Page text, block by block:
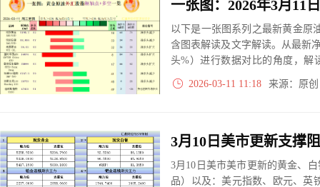
以下是一张图系列之最新黄金原
含图表解读及文字解读。从最新
头%）进行数据对比的角度，解
大、净多头减小、净空头无变
实际数据对比结果对应展示其中
2026-03-11 11:18 来源：原
3月10日美市美市更新的黄金、
品）以及：美元指数、欧元、英